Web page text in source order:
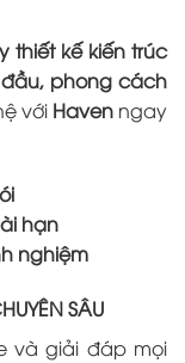
thiết kế kiến trúc
phong cách
với Havenngay
hạn
nghiệm
SÂU
và giải đáp mọi